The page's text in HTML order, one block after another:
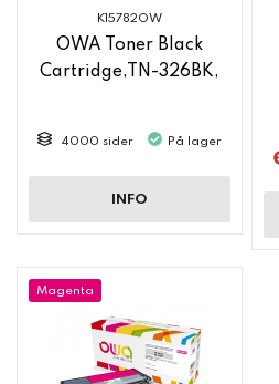
K15782OW
OWA Toner Black
Cartridge,TN-326BK,
4000 sider På lager
INFO
Magenta